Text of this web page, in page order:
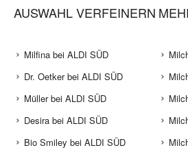
AUSWAHL VERFEINERN
Milfina bei ALDI SÜD
Dr. Oetker bei ALDI SÜD
Müller bei ALDI SÜD
Desira bei ALDI SÜD
Bio Smiley bei ALDI SÜD